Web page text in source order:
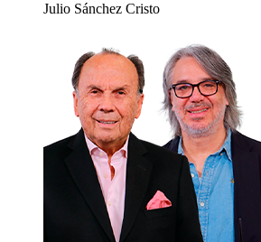
Julio Sánchez Cristo